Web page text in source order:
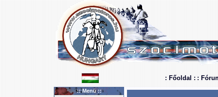
: Főoldal : :
:: Menü ::